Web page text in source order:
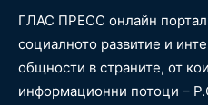
ГЛАС ПРЕСС онлайн
социалното развитие и
общности в страните, от
информационни потоци –